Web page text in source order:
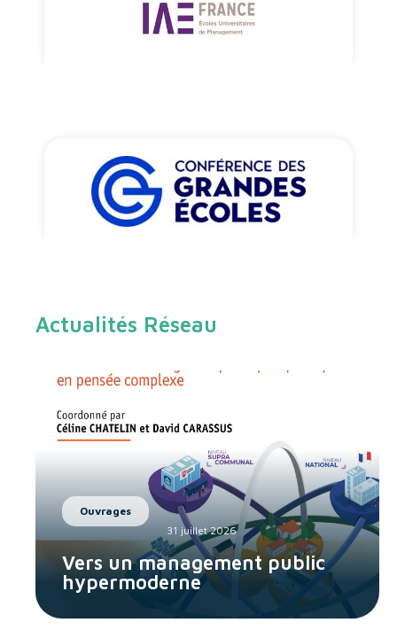
Actualités Réseau
Ouvrages
31 juillet 2026
Vers un management public
hypermoderne